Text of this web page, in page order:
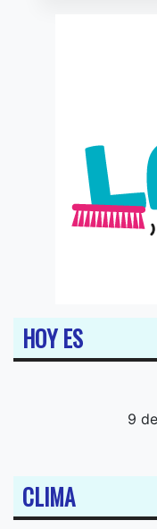
HOY ES
9
CLIMA